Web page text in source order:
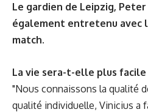
Le gardien de Leipzig,
également entretenu avec
match.
La vie sera-t-elle plus facile
"Nous connaissons la qualité
qualité individuelle, Vinicius a